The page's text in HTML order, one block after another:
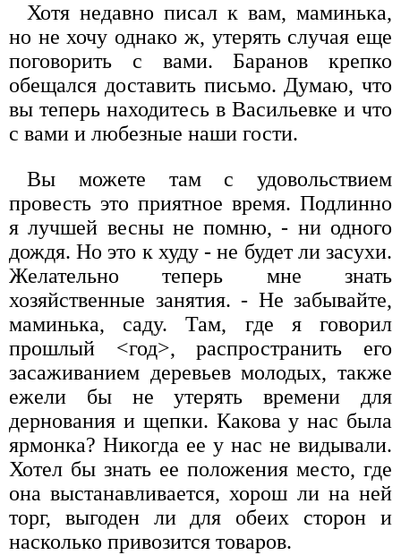
Хотя недавно писал к вам, маминька,
но не хочу однако ж, утерять случая еще
поговорить с вами. Баранов крепко
обещался доставить письмо. Думаю, что
вы теперь находитесь в Васильевке и что
с вами и любезные наши гости.
Вы можете там с удовольствием
провесть это приятное время. Подлинно
я лучшей весны не помню, - ни одного
дождя. Но это к худу - не будет ли засухи.
Желательно теперь мне знать
хозяйственные занятия. - Не забывайте,
маминька, саду. Там, где я говорил
прошлый <год>, распространить его
засаживанием деревьев молодых, также
ежели бы не утерять времени для
дернования и щепки. Какова у нас была
ярмонка? Никогда ее у нас не видывали.
Хотел бы знать ее положения место, где
она выстанавливается, хорош ли на ней
торг, выгоден ли для обеих сторон и
насколько привозится товаров.